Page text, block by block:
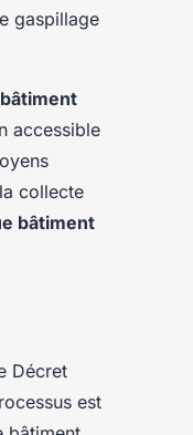
gaspillage
accessible
collecte
bâtiment
Décret
est